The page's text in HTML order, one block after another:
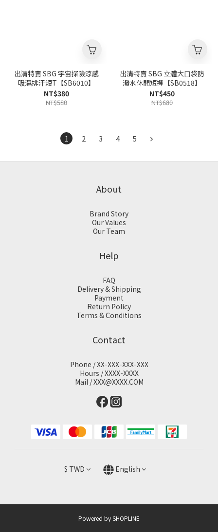
出清特賣 SBG 宇宙探險涼感
吸濕排汗短T【SB6010】
NT$380
NT$580
出清特賣 SBG 立體大口袋防
潑水休閒短褲【SB0518】
NT$450
NT$680
1 2 3 4 5
About
Brand Story
Our Values
Our Team
Help
FAQ
Delivery & Shipping
Payment
Return Policy
Terms & Conditions
Contact
Phone / XX-XXX-XXX-XXX
Hours / XXXX-XXXX
Mail / XXX@XXXX.COM
$ TWD English
Powered by SHOPLINE